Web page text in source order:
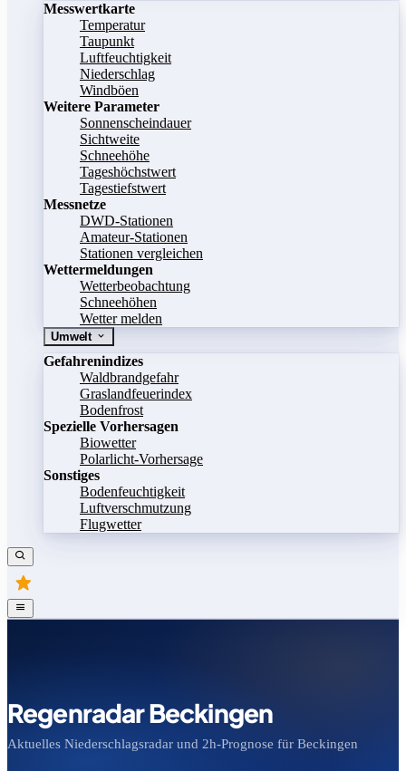
Messwertkarte
Temperatur
Taupunkt
Luftfeuchtigkeit
Niederschlag
Windböen
Weitere Parameter
Sonnenscheindauer
Sichtweite
Schneehöhe
Tageshöchstwert
Tagestiefstwert
Messnetze
DWD-Stationen
Amateur-Stationen
Stationen vergleichen
Wettermeldungen
Wetterbeobachtung
Schneehöhen
Wetter melden
Umwelt
Gefahrenindizes
Waldbrandgefahr
Graslandfeuerindex
Bodenfrost
Spezielle Vorhersagen
Biowetter
Polarlicht-Vorhersage
Sonstiges
Bodenfeuchtigkeit
Luftverschmutzung
Flugwetter
Regenradar Beckingen
Aktuelles Niederschlagsradar und 2h-Prognose für Beckingen